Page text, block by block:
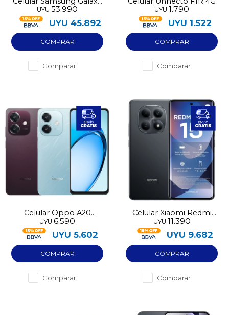
S26 5G 256GB 12GB RAM
blanco
UYU 53.990
UYU 45.892
Comparar
UYU 1.790
UYU 1.522
Comparar
Celular Oppo A20
128GB
UYU 6.590
UYU 5.602
Comparar
Celular Xiaomi Redmi
Note 15 128GB 4G
UYU 11.390
UYU 9.682
Comparar